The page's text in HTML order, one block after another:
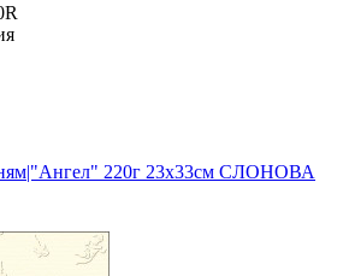
220г 23х33см СЛОНОВА